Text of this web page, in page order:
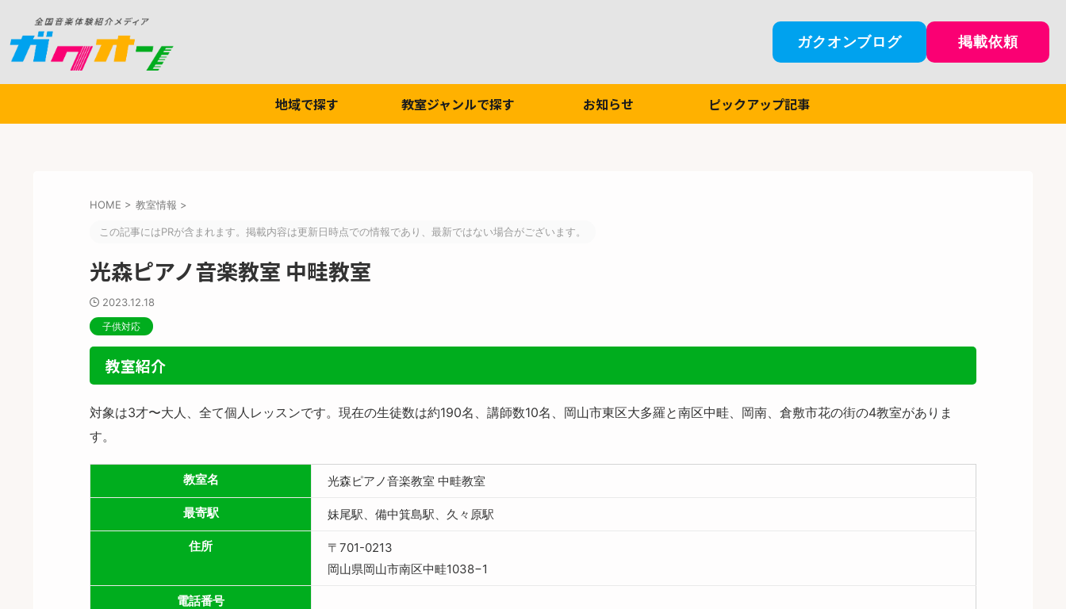
ガクオンブログ 掲載依頼
地域で探す 教室ジャンルで探す お知らせ ピックアップ記事
HOME > 教室情報 >
この記事にはPRが含まれます。掲載内容は更新日時点での情報であり、最新ではない場合がございます。
光森ピアノ音楽教室 中畦教室
2023.12.18
子供対応
教室紹介
対象は3才〜大人、全て個人レッスンです。現在の生徒数は約190名、講師数10名、岡山市東区大多羅と南区中畦、岡南、倉敷市花の街の4教室がありま
す。
教室名 光森ピアノ音楽教室 中畦教室
最寄駅 妹尾駅、備中箕島駅、久々原駅
住所
〒701-0213
岡山県岡山市南区中畦1038−1
電話番号